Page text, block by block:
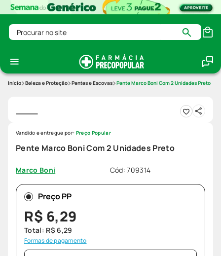
Procurar no site
Beleza e Proteção Pentes e Escovas Pente Marco Boni Com 2 Unidades Preto
Pente Marco Boni Com 2 Unidades Preto
Marco Boni Cód:709314
Vendido e entregue por: Preço Popular
Preço PP
R$ 6,29
Total: R$ 6,29
Formas de pagamento